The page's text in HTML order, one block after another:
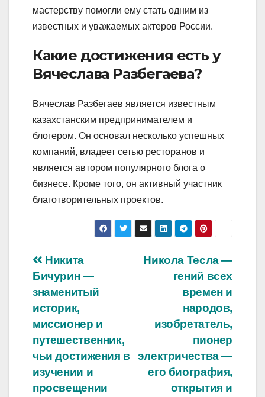
мастерству помогли ему стать одним из
известных и уважаемых актеров России.
Какие достижения есть у
Вячеслава Разбегаева?
Вячеслав Разбегаев является известным
казахстанским предпринимателем и
блогером. Он основал несколько успешных
компаний, владеет сетью ресторанов и
является автором популярного блога о
бизнесе. Кроме того, он активный участник
благотворительных проектов.
Навигация
по
записям
Никола Тесла —
гений всех
времен и
народов,
изобретатель,
пионер
электричества —
его биография,
открытия и
Никита
Бичурин —
знаменитый
историк,
миссионер и
путешественник,
чьи достижения в
изучении и
просвещении